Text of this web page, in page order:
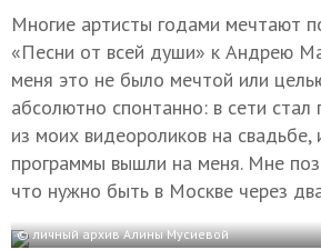
Многие артисты годами мечтают
«Песни от всей души» к Андрею
меня это не было мечтой или
абсолютно спонтанно: в сети
из моих видеороликов на свадьбе,
программы вышли на меня. Мне
что нужно быть в Москве через
© личный архив Алины Мусиевой